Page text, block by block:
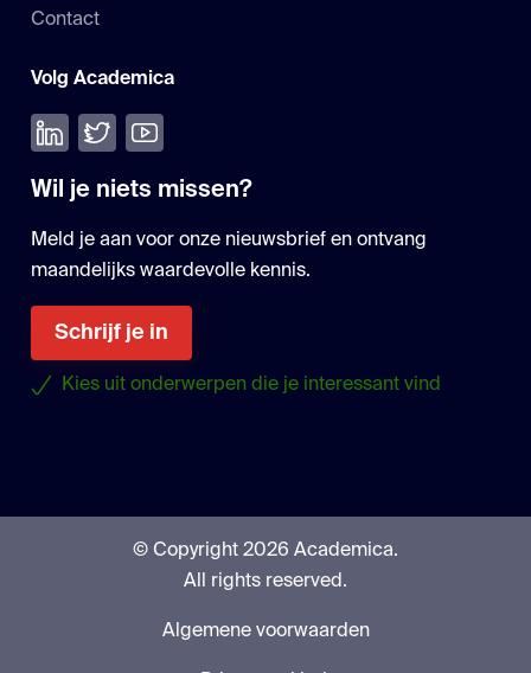
Contact
Volg Academica
Volg ons op LinkedIn
Volg ons op Twitter
Bekijk onze YouTube
Wil je niets missen?
Meld je aan voor onze nieuwsbrief en ontvang
maandelijks waardevolle kennis.
Schrijf je in
Kies uit onderwerpen die je interessant vind
© Copyright 2026 Academica.
All rights reserved.
Algemene voorwaarden